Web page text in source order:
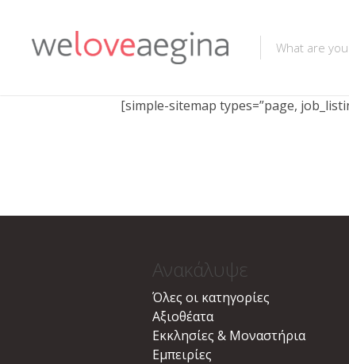
[simple-sitemap types=”page,
Ανακάλυψε
Όλες οι κατηγορίες
Αξιοθέατα
Εκκλησίες & Μοναστήρια
Εμπειρίες